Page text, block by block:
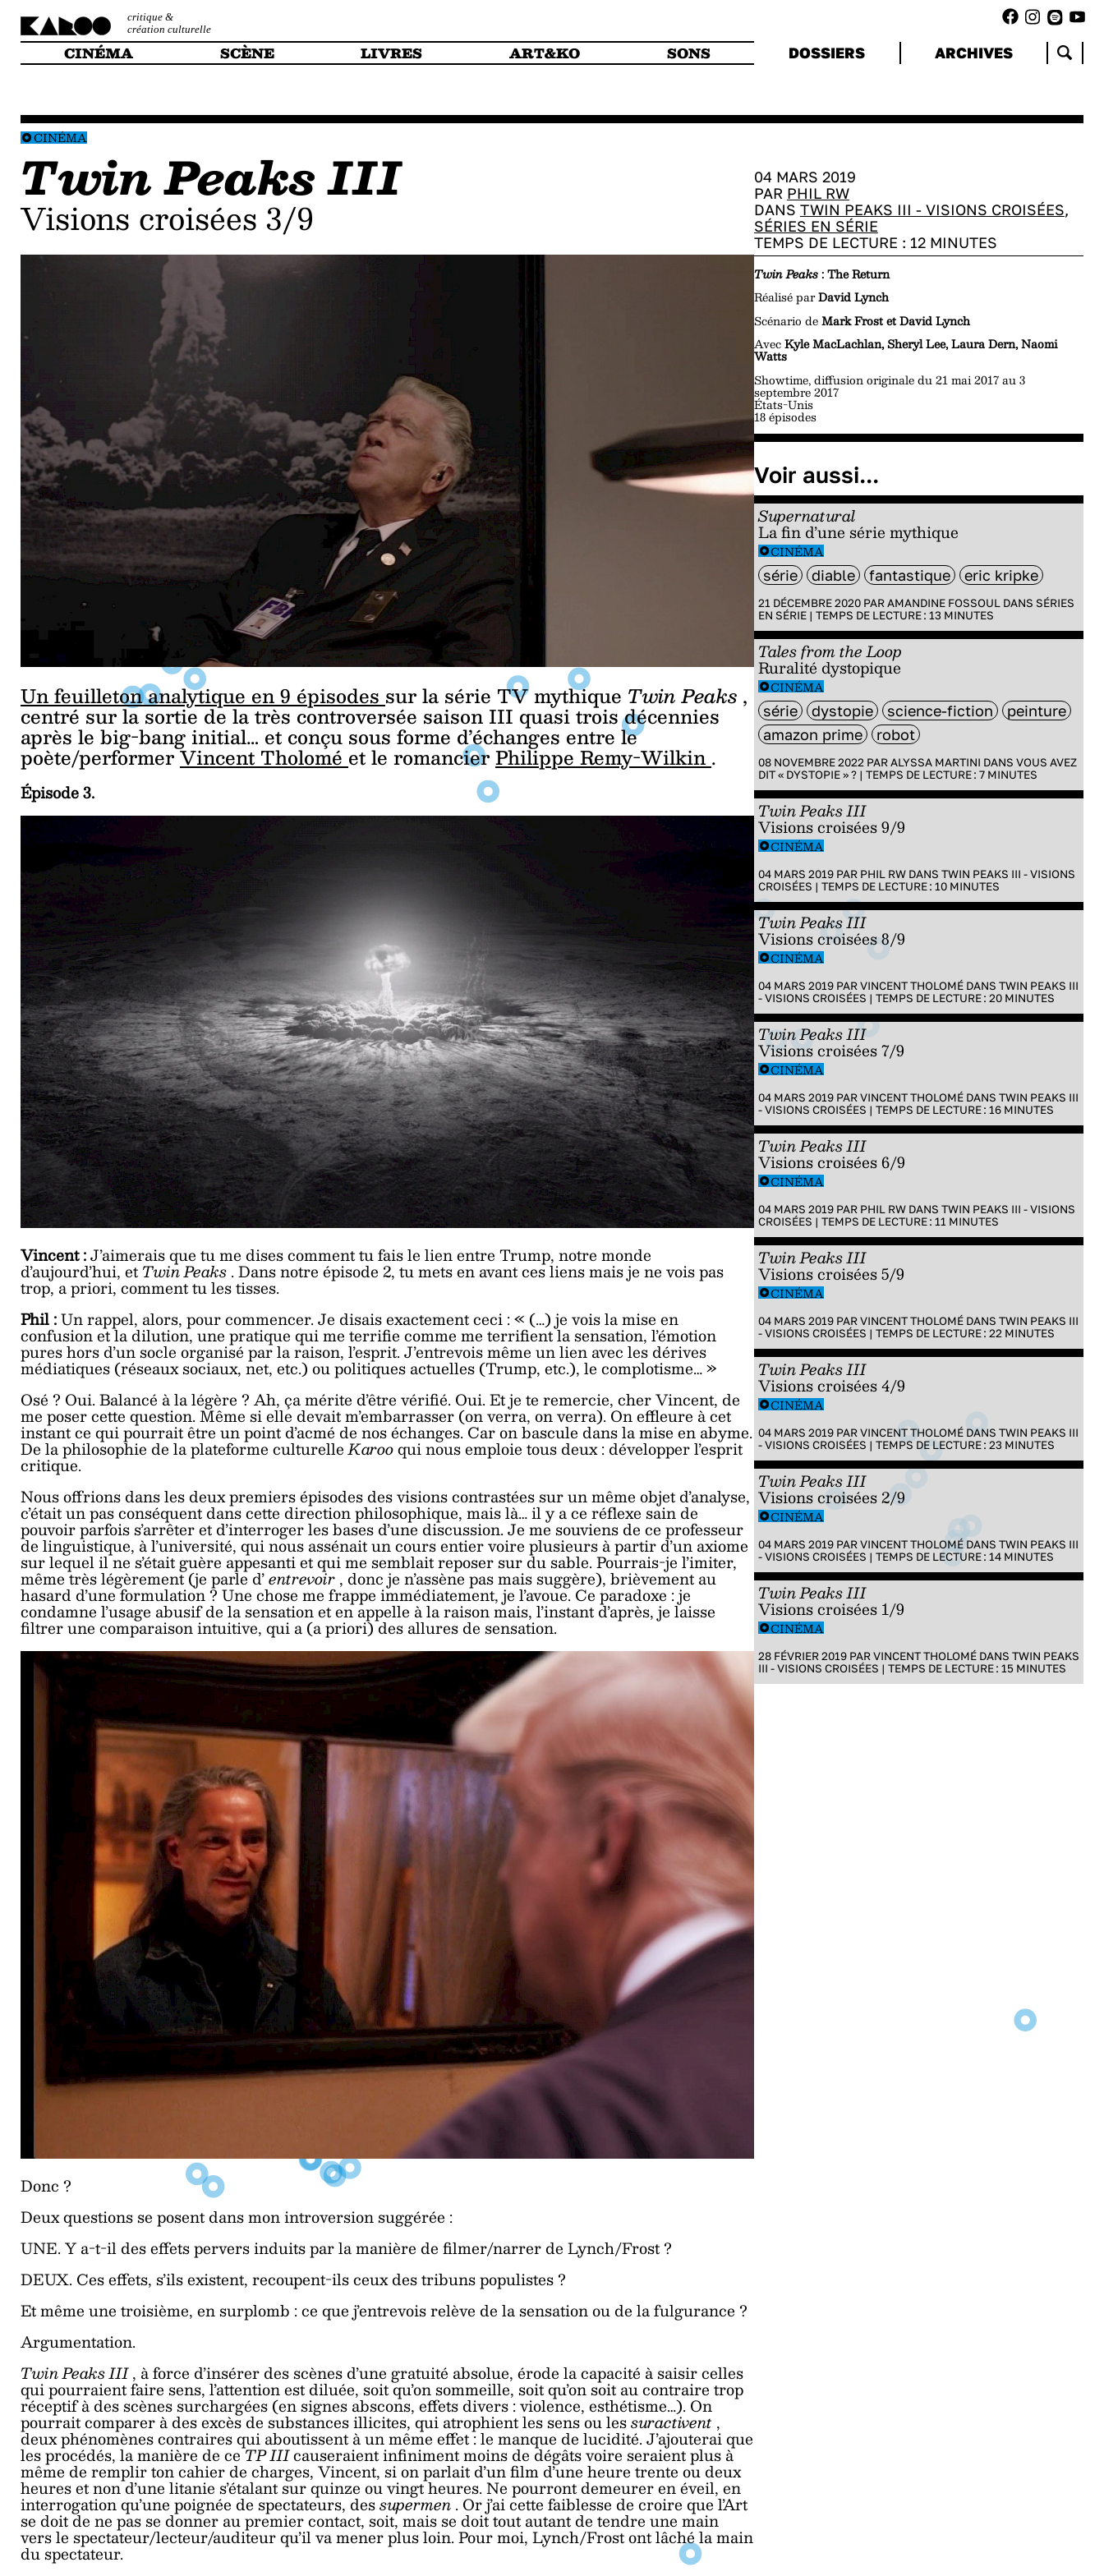
critique &
création culturelle
CINÉMA SCÈNE LIVRES ART&KO SONS DOSSIERS ARCHIVES
CINÉMA
Twin Peaks III
Visions croisées 3/9
Un feuilleton analytique en 9 épisodes sur la série TV mythique Twin Peaks ,
centré sur la sortie de la très controversée saison III quasi trois décennies
après le big-bang initial… et conçu sous forme d’échanges entre le
poète/performerVincent Tholomé et le romancierPhilippe Remy-Wilkin .
Épisode 3.
Vincent :J’aimerais que tu me dises comment tu fais le lien entre Trump, notre monde
d’aujourd’hui, etTwin Peaks. Dans notre épisode 2, tu mets en avant ces liens mais je ne vois pas
trop, a priori, comment tu les tisses.
Phil :Un rappel, alors, pour commencer. Je disais exactement ceci : « (…) je vois la mise en
confusion et la dilution, une pratique qui me terrifie comme me terrifient la sensation, l’émotion
pures hors d’un socle organisé par la raison, l’esprit. J’entrevois même un lien avec les dérives
médiatiques (réseaux sociaux, net, etc.) ou politiques actuelles (Trump, etc.), le complotisme… »
Osé ? Oui. Balancé à la légère ? Ah, ça mérite d’être vérifié. Oui. Et je te remercie, cher Vincent, de
me poser cette question. Même si elle devait m’embarrasser (on verra, on verra). On effleure à cet
instant ce qui pourrait être un point d’acmé de nos échanges. Car on bascule dans la mise en abyme.
De la philosophie de la plateforme culturelleKarooqui nous emploie tous deux : développer l’esprit
critique.
Nous offrions dans les deux premiers épisodes des visions contrastées sur un même objet d’analyse,
c’était un pas conséquent dans cette direction philosophique, mais là… il y a ce réflexe sain de
pouvoir parfois s’arrêter et d’interroger les bases d’une discussion. Je me souviens de ce professeur
de linguistique, à l’université, qui nous assénait un cours entier voire plusieurs à partir d’un axiome
sur lequel il ne s’était guère appesanti et qui me semblait reposer sur du sable. Pourrais-je l’imiter,
même très légèrement (je parle d’entrevoir, donc je n’assène pas mais suggère), brièvement au
hasard d’une formulation ? Une chose me frappe immédiatement, je l’avoue. Ce paradoxe : je
condamne l’usage abusif de la sensation et en appelle à la raison mais, l’instant d’après, je laisse
filtrer une comparaison intuitive, qui a (a priori) des allures de sensation.
Donc ?
Deux questions se posent dans mon introversion suggérée :
UNE. Y a-t-il des effets pervers induits par la manière de filmer/narrer de Lynch/Frost ?
DEUX. Ces effets, s’ils existent, recoupent-ils ceux des tribuns populistes ?
Et même une troisième, en surplomb : ce que j’entrevois relève de la sensation ou de la fulgurance ?
Argumentation.
Twin Peaks III, à force d’insérer des scènes d’une gratuité absolue, érode la capacité à saisir celles
qui pourraient faire sens, l’attention est diluée, soit qu’on sommeille, soit qu’on soit au contraire trop
réceptif à des scènes surchargées (en signes abscons, effets divers : violence, esthétisme…). On
pourrait comparer à des excès de substances illicites, qui atrophient les sens ou lessuractivent ,
deux phénomènes contraires qui aboutissent à un même effet : le manque de lucidité. J’ajouterai que
les procédés, la manière de ceTP IIIcauseraient infiniment moins de dégâts voire seraient plus à
même de remplir ton cahier de charges, Vincent, si on parlait d’un film d’une heure trente ou deux
heures et non d’une litanie s’étalant sur quinze ou vingt heures. Ne pourront demeurer en éveil, en
interrogation qu’une poignée de spectateurs, dessupermen. Or j’ai cette faiblesse de croire que l’Art
se doit de ne pas se donner au premier contact, soit, mais se doit tout autant de tendre une main
vers le spectateur/lecteur/auditeur qu’il va mener plus loin. Pour moi, Lynch/Frost ont lâché la main
du spectateur.
04 MARS 2019
PAR PHIL RW
DANS TWIN PEAKS III - VISIONS CROISÉES,
SÉRIES EN SÉRIE
TEMPS DE LECTURE : 12MINUTES
Twin Peaks: The Return
Réalisé parDavid Lynch
Scénario deMark Frost et David Lynch
AvecKyle MacLachlan, Sheryl Lee, Laura Dern, Naomi
Watts
Showtime, diffusion originale du 21 mai 2017 au 3
septembre 2017
États-Unis
18 épisodes
Voir aussi...
Supernatural
La fin d’une série mythique
CINÉMA
série diable fantastique eric kripke
21 DÉCEMBRE 2020 PARAMANDINE FOSSOUL DANS SÉRIES
EN SÉRIE| TEMPS DE LECTURE : 13 MINUTES
Tales from the Loop
Ruralité dystopique
CINÉMA
série dystopie science-fiction
peinture
amazon prime
robot
08 NOVEMBRE 2022 PARALYSSA MARTINI DANS VOUS AVEZ
DIT « DYSTOPIE » ?| TEMPS DE LECTURE : 7MINUTES
Twin Peaks III
Visions croisées 9/9
CINÉMA
04 MARS 2019 PAR PHIL RWDANS TWIN PEAKS III - VISIONS
CROISÉES | TEMPS DE LECTURE : 10MINUTES
Twin Peaks III
Visions croisées 8/9
CINÉMA
04 MARS 2019 PARVINCENT THOLOMÉDANS TWIN PEAKS III
- VISIONS CROISÉES | TEMPS DE LECTURE : 20MINUTES
Twin Peaks III
Visions croisées 7/9
CINÉMA
04 MARS 2019 PARVINCENT THOLOMÉDANS TWIN PEAKS III
- VISIONS CROISÉES | TEMPS DE LECTURE : 16MINUTES
Twin Peaks III
Visions croisées 6/9
CINÉMA
04 MARS 2019 PAR PHIL RWDANS TWIN PEAKS III - VISIONS
CROISÉES | TEMPS DE LECTURE : 11 MINUTES
Twin Peaks III
Visions croisées 5/9
CINÉMA
04 MARS 2019 PARVINCENT THOLOMÉDANS TWIN PEAKS III
- VISIONS CROISÉES | TEMPS DE LECTURE : 22 MINUTES
Twin Peaks III
Visions croisées 4/9
CINÉMA
04 MARS 2019 PARVINCENT THOLOMÉDANS TWIN PEAKS III
- VISIONS CROISÉES | TEMPS DE LECTURE : 23 MINUTES
Twin Peaks III
Visions croisées 2/9
CINÉMA
04 MARS 2019 PARVINCENT THOLOMÉDANS TWIN PEAKS III
- VISIONS CROISÉES | TEMPS DE LECTURE : 14MINUTES
Twin Peaks III
Visions croisées 1/9
CINÉMA
28 FÉVRIER 2019 PARVINCENT THOLOMÉDANS TWIN PEAKS
III - VISIONS CROISÉES | TEMPS DE LECTURE : 15MINUTES